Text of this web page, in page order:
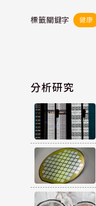
標籤關鍵字 健康
分析研究